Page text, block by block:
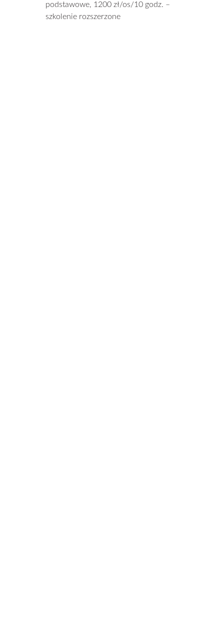
podstawowe, 1200 zł/os/10 godz. –
szkolenie rozszerzone